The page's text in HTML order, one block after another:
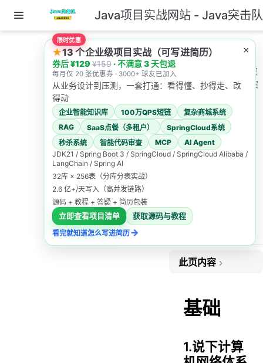
跳至主要內容 Java项目实战网站 - Java突击队
主页
Java基础面试题及答案
网络编程面试题及答案
网络编程
面试题及
答案
高频面试题
此页内容
5.说说 DNS 的解析过程？
基础
1.说下计算
×
限时优惠
★13 个企业级项目实战（可写进简历）
券后 ¥129¥159· 不满意 3 天包退
每月仅 20 张优惠券 · 3000+ 球友已加入
从业务设计到压测，一套打通：看得懂、抄得走、改
得动
企业智能知识库 100万QPS短链
复杂商城系统
RAG
SaaS点餐（多租户）
SpringCloud系统
秒杀系统
智能代码审查 MCP
AI Agent
JDK21 / Spring Boot 3 / SpringCloud / SpringCloud Alibaba /
LangChain / Spring AI
32库 × 256表（分库分表实战）
2.6 亿+/天写入（高并发链路）
源码 + 教程 + 答疑 + 简历包装
立即查看项目清单
获取源码与教程
看完就知道怎么写进简历→